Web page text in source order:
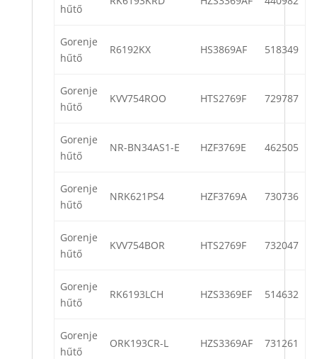
hűtő
Gorenje
hűtő
R6192KX HS3869AF 518349
Gorenje
hűtő
KVV754ROO HTS2769F 729787
Gorenje
hűtő
NR-BN34AS1-E HZF3769E 462505
Gorenje
hűtő
NRK621PS4 HZF3769A 730736
Gorenje
hűtő
KVV754BOR HTS2769F 732047
Gorenje
hűtő
RK6193LCH HZS3369EF 514632
Gorenje
hűtő
ORK193CR-L HZS3369AF 731261